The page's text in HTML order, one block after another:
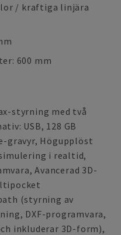
/ kraftiga linjära
600 mm
styrning med två
USB, 128 GB
gravyr, Högupplöst
i realtid,
Avancerad 3D-
(styrning av
DXF-programvara,
inkluderar 3D-form),